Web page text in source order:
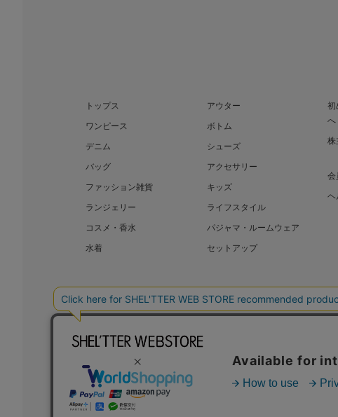
トップス
アウター
ワンピース
ボトム
デニム
シューズ
バッグ
アクセサリー
ファッション雑貨
キッズ
ランジェリー
ライフスタイル
コスメ・香水
パジャマ・ルームウェア
水着
セットアップ
初
へ
株
会
ヘ
BAROQUE JAPAN LIMITED SHEL’TTER
COPYRIGHT © BAROQUE JAPAN LIMITED ALL RIGHTS RESERVED.